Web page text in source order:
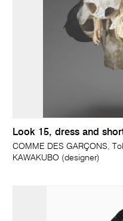
Look 15, dress and
COMME DES GARÇONS,
KAWAKUBO (designer)